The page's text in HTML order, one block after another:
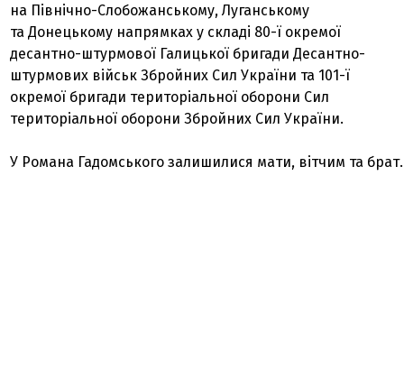
на Північно-Слобожанському, Луганському
та Донецькому напрямках у складі 80-ї окремої
десантно-штурмової Галицької бригади Десантно-
штурмових військ Збройних Сил України та 101-ї
окремої бригади територіальної оборони Сил
територіальної оборони Збройних Сил України.
У Романа Гадомського залишилися мати, вітчим та брат.